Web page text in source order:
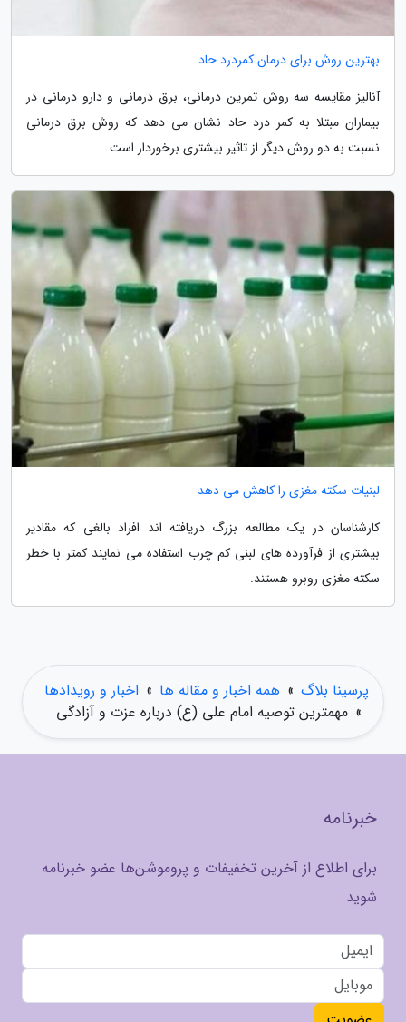
بهترین روش برای درمان کمردرد حاد
آنالیز مقایسه سه روش تمرین درمانی، برق درمانی و دارو درمانی در
بیماران مبتلا به کمر درد حاد نشان می دهد که روش برق درمانی
نسبت به دو روش دیگر از تاثیر بیشتری برخوردار است.
لبنیات سکته مغزی را کاهش می دهد
کارشناسان در یک مطالعه بزرگ دریافته اند افراد بالغی که مقادیر
بیشتری از فرآورده های لبنی کم چرب استفاده می نمایند کمتر با خطر
سکته مغزی روبرو هستند.
پرسینا بلاگ » همه اخبار و مقاله ها » اخبار و رویدادها
» مهمترین توصیه امام علی (ع) درباره عزت و آزادگی
خبرنامه
برای اطلاع از آخرین تخفیفات و پروموشن‌ها عضو خبرنامه
شوید